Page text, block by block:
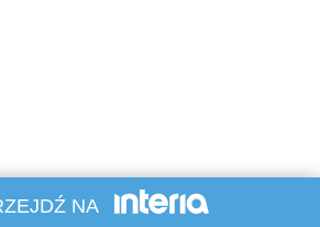
NA